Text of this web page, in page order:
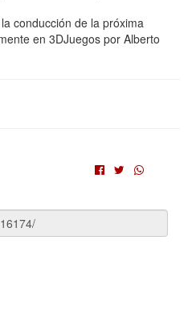
conducción de la próxima
en 3DJuegos por Alberto